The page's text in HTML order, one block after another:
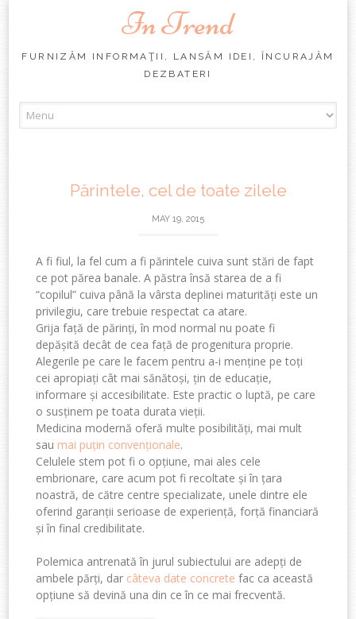
In Trend
FURNIZĂM INFORMAŢII, LANSĂM IDEI, ÎNCURAJĂM
DEZBATERI
to
Părintele, cel de toate zilele
MAY 19, 2015
A fi fiul, la fel cum a fi părintele cuiva sunt stări de fapt
ce pot părea banale. A păstra însă starea de a fi
“copilul” cuiva până la vârsta deplinei maturități este un
privilegiu, care trebuie respectat ca atare.
Grija față de părinți, în mod normal nu poate fi
depășită decât de cea față de progenitura proprie.
Alegerile pe care le facem pentru a-i menține pe toți
cei apropiați cât mai sănătoși, țin de educație,
informare și accesibilitate. Este practic o luptă, pe care
o susținem pe toata durata vieții.
Medicina modernă oferă multe posibilități, mai mult
sau mai puțin convenționale.
Celulele stem pot fi o opțiune, mai ales cele
embrionare, care acum pot fi recoltate și în țara
noastră, de către centre specializate, unele dintre ele
oferind garanții serioase de experiență, forță financiară
și în final credibilitate.
Polemica antrenată în jurul subiectului are adepți de
ambele părți, dar câteva date concrete fac ca această
opțiune să devină una din ce în ce mai frecventă.